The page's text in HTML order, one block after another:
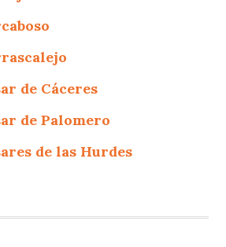
de Cáceres
de Palomero
de las Hurdes